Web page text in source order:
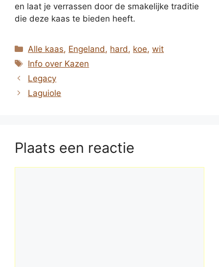
en laat je verrassen door de smakelijke traditie
die deze kaas te bieden heeft.
Categorieën
Alle kaas, Engeland, hard, koe,wit
Tags
Info over Kazen
Legacy
Laguiole
Plaats een reactie